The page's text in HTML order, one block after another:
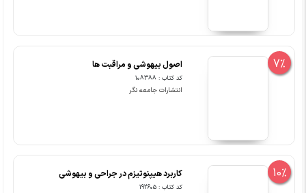
7% اصول بیهوشی و مراقبت ها
کد کتاب : 108388
انتشارات جامعه نگر
10% کاربرد هیپنوتیزم در جراحی و بیهوشی
کد کتاب : 192605